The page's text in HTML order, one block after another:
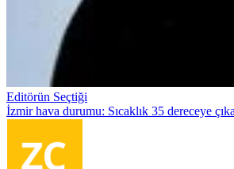
Editörün Seçtiği
İzmir hava durumu: Sıcaklık 35 dereceye